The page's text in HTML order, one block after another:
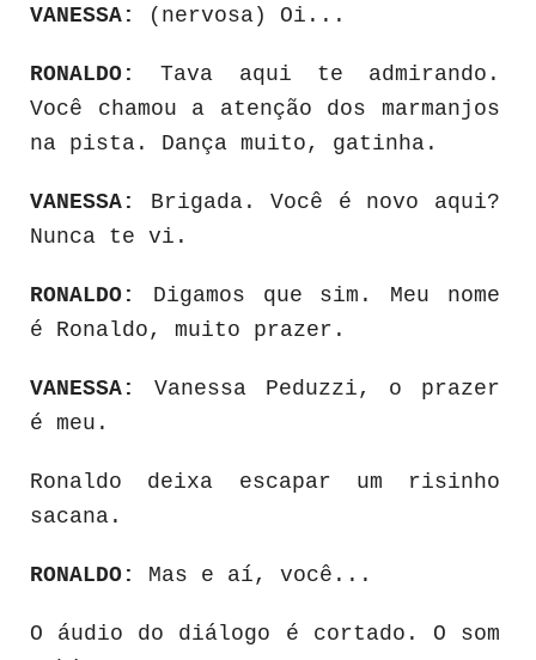
VANESSA: (nervosa) Oi...
RONALDO:
Tava aqui te admirando.
Você chamou a atenção dos marmanjos
na pista. Dança muito, gatinha.
VANESSA:
Brigada. Você é novo aqui?
Nunca te vi.
RONALDO:
Digamos que sim. Meu nome
é Ronaldo, muito prazer.
VANESSA:
Vanessa Peduzzi, o prazer
é meu.
Ronaldo deixa escapar um risinho
sacana.
RONALDO: Mas e aí, você...
O áudio do diálogo é cortado. O som